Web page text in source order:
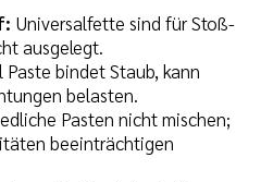
Universalfette sind für Stoß-
ausgelegt.
Paste bindet Staub, kann
belasten.
Pasten nicht mischen;
beeinträchtigen